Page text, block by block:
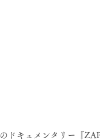
ドキュメンタリー『